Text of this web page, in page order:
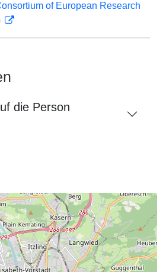
of European Research
die Person